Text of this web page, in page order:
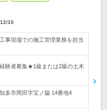
10
事現場での施工管理業務を担当
験者募集★1級または2級の土木
多市岡田字宝ノ脇 14番地4